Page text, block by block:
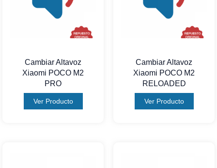
Cambiar Altavoz
Xiaomi POCO M2
PRO
Ver Producto
Cambiar Altavoz
Xiaomi POCO M2
RELOADED
Ver Producto